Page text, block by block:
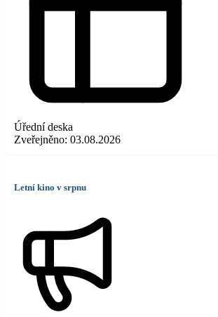
Úřední deska
Zveřejněno: 03.08.2026
Letní kino v srpnu